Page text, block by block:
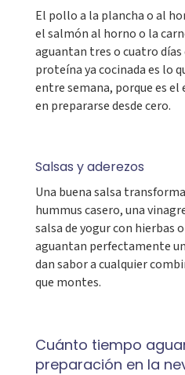
El pollo a la plancha o al
el salmón al horno o la
aguantan tres o cuatro días
proteína ya cocinada es lo
entre semana, porque es
en prepararse desde cero.
Salsas y aderezos
Una buena salsa
hummus casero, una
salsa de yogur con hierbas
aguantan perfectamente
dan sabor a cualquier
que montes.
Cuánto tiempo
preparación en la